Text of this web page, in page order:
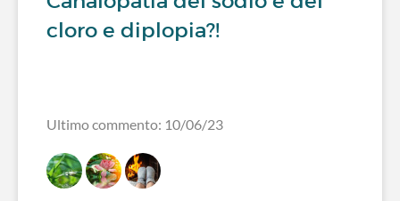
cloro e diplopia?!
Ultimo commento: 10/06/23